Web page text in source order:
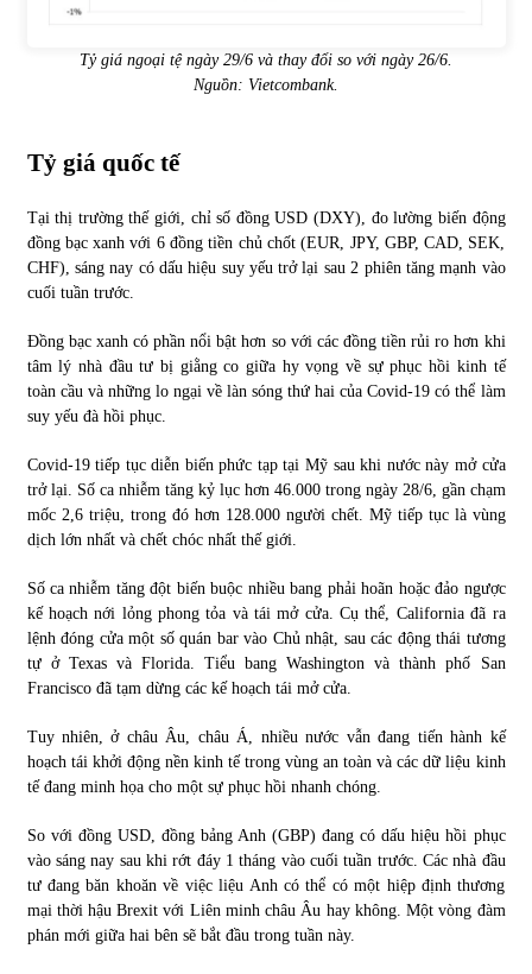
Tỷ giá ngoại tệ ngày 29/6 và thay đổi so với ngày 26/6.
Nguồn: Vietcombank.
Tỷ giá quốc tế
Tại thị trường thế giới, chỉ số đồng USD (DXY), đo lường biến động
đồng bạc xanh với 6 đồng tiền chủ chốt (EUR, JPY, GBP, CAD, SEK,
CHF), sáng nay có dấu hiệu suy yếu trở lại sau 2 phiên tăng mạnh vào
cuối tuần trước.
Đồng bạc xanh có phần nổi bật hơn so với các đồng tiền rủi ro hơn khi
tâm lý nhà đầu tư bị giằng co giữa hy vọng về sự phục hồi kinh tế
toàn cầu và những lo ngại về làn sóng thứ hai của Covid-19 có thể làm
suy yếu đà hồi phục.
Covid-19 tiếp tục diễn biến phức tạp tại Mỹ sau khi nước này mở cửa
trở lại. Số ca nhiễm tăng kỷ lục hơn 46.000 trong ngày 28/6, gần chạm
mốc 2,6 triệu, trong đó hơn 128.000 người chết. Mỹ tiếp tục là vùng
dịch lớn nhất và chết chóc nhất thế giới.
Số ca nhiễm tăng đột biến buộc nhiều bang phải hoãn hoặc đảo ngược
kế hoạch nới lỏng phong tỏa và tái mở cửa. Cụ thể, California đã ra
lệnh đóng cửa một số quán bar vào Chủ nhật, sau các động thái tương
tự ở Texas và Florida. Tiểu bang Washington và thành phố San
Francisco đã tạm dừng các kế hoạch tái mở cửa.
Tuy nhiên, ở châu Âu, châu Á, nhiều nước vẫn đang tiến hành kế
hoạch tái khởi động nền kinh tế trong vùng an toàn và các dữ liệu kinh
tế đang minh họa cho một sự phục hồi nhanh chóng.
So với đồng USD, đồng bảng Anh (GBP) đang có dấu hiệu hồi phục
vào sáng nay sau khi rớt đáy 1 tháng vào cuối tuần trước. Các nhà đầu
tư đang băn khoăn về việc liệu Anh có thể có một hiệp định thương
mại thời hậu Brexit với Liên minh châu Âu hay không. Một vòng đàm
phán mới giữa hai bên sẽ bắt đầu trong tuần này.